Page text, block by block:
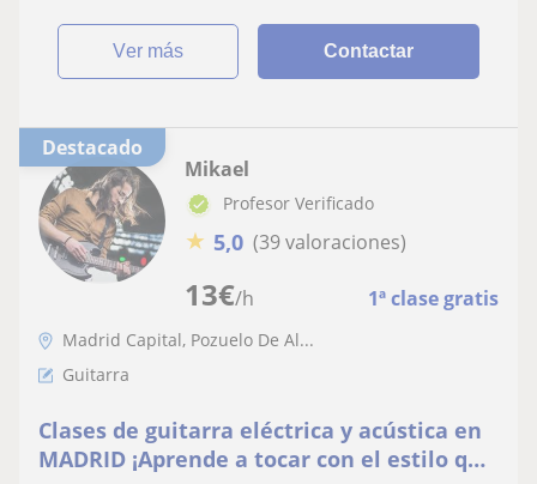
ver más Contactar
Destacado
13€/h 1ª clase gratis
Mikael
Profesor Verificado
★ 5,0 (39 valoraciones)
Madrid Capital, Pozuelo De Al...
Guitarra
Clases de guitarra eléctrica y acústica en
MADRID ¡Aprende a tocar con el estilo que